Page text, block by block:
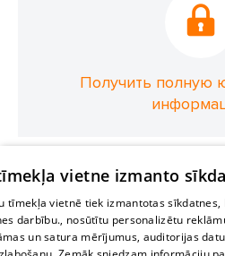
Получить полную
vietne izmanto
tīmekļa vietnē tiek izmantotas
darbību., nosūtītu personalizētu
un satura mērījumus, auditorijas